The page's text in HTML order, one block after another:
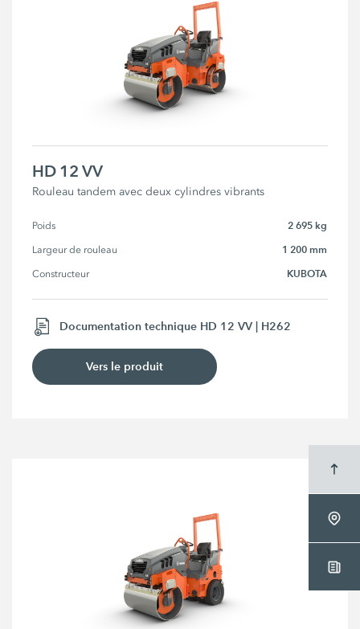
HD 12 VV
Rouleau tandem avec deux cylindres vibrants
Poids 2 695 kg
Largeur de rouleau 1 200 mm
Constructeur KUBOTA
Documentation technique HD 12 VV | H262
Vers le produit